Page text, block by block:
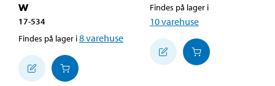
W
17-534
Findes på lager i8varehuse
Findes på lager i
10varehuse